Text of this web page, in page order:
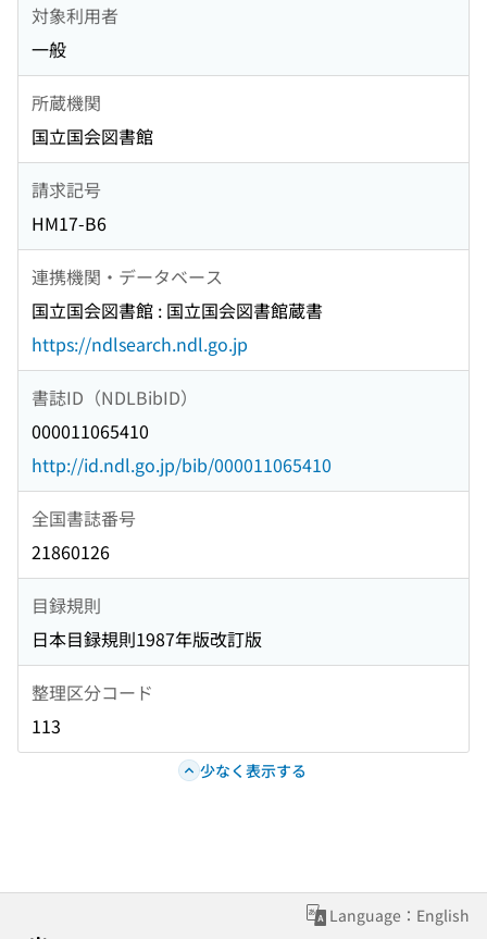
対象利用者
一般
所蔵機関
国立国会図書館
請求記号
HM17-B6
連携機関・データベース
国立国会図書館 : 国立国会図書館蔵書
https://ndlsearch.ndl.go.jp
書誌ID（NDLBibID）
000011065410
http://id.ndl.go.jp/bib/000011065410
全国書誌番号
21860126
目録規則
日本目録規則1987年版改訂版
整理区分コード
113
少なく表示する
Language：English